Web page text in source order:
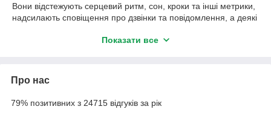
Вони відстежують серцевий ритм, сон, кроки та інші метрики,
надсилають сповіщення про дзвінки та повідомлення, а деякі
функції «розумного дому». Обирайте між компактним
Переваги смарт-годинників і фітнес-браслетів:
(SpO₂), рівень стресу та якість сну
Показати все
Про нас
79% позитивних з 24715 відгуків за рік